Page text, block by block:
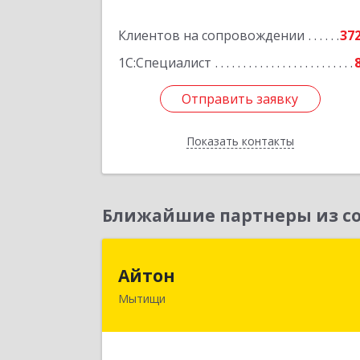
Клиентов на сопровождении
1С:Специалист
Отправить заявку
Показать контакты
Отправить заявку
Назад
Ближайшие партнеры из
Айтон
Мытищи
141006, Московская обл, Мытищи г,